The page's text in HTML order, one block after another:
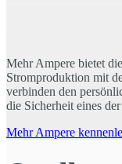
Mehr Ampere bietet
Stromproduktion mit
verbinden den
die Sicherheit eines
Mehr Ampere